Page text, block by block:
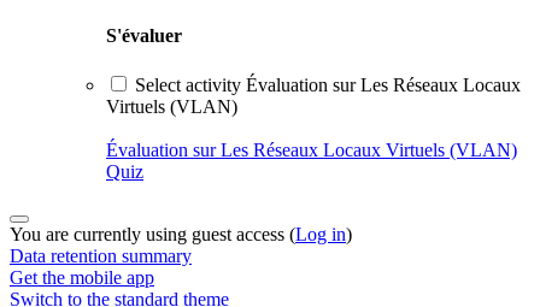
S'évaluer
Select activity Évaluation sur Les Réseaux Locaux
Virtuels (VLAN)
Évaluation sur Les Réseaux Locaux Virtuels (VLAN)
Quiz
You are currently using guest access (Log in)
Data retention summary
Get the mobile app
Switch to the standard theme